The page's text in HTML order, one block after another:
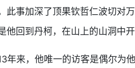
此事加深了顶果钦哲仁波切对
他回到丹柯，在山上的山洞中
来，他唯一的访客是偶尔为他